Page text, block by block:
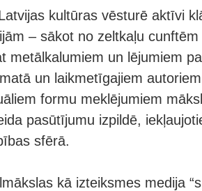
kultūras vēsturē aktīvi
– sākot no zeltkaļu
metālkalumiem un lējumiem
un laikmetīgajiem
formu meklējumiem
pasūtījumu izpildē,
sfērā.
kā izteiksmes medija